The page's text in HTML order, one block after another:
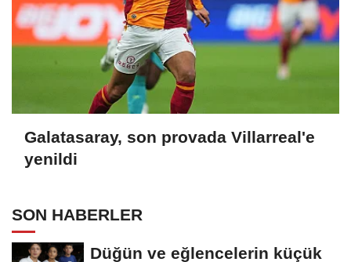
Galatasaray, son provada Villarreal'e
yenildi
SON HABERLER
Düğün ve eğlencelerin küçük